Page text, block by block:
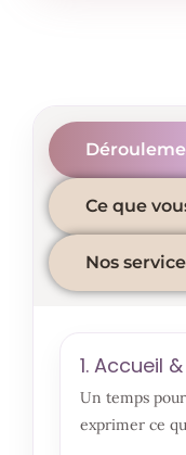
Ce que
Nos
1. Accueil
Un temps
exprimer ce